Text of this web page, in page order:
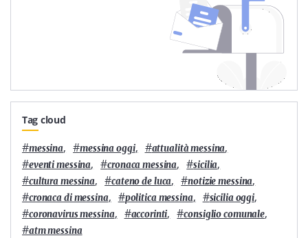
Tag cloud
#messina, #messina oggi, #attualità messina,
#eventi messina, #cronaca messina, #sicilia,
#cultura messina, #cateno de luca, #notizie messina,
#cronaca di messina, #politica messina, #sicilia oggi,
#coronavirus messina, #accorinti, #consiglio comunale,
#atm messina